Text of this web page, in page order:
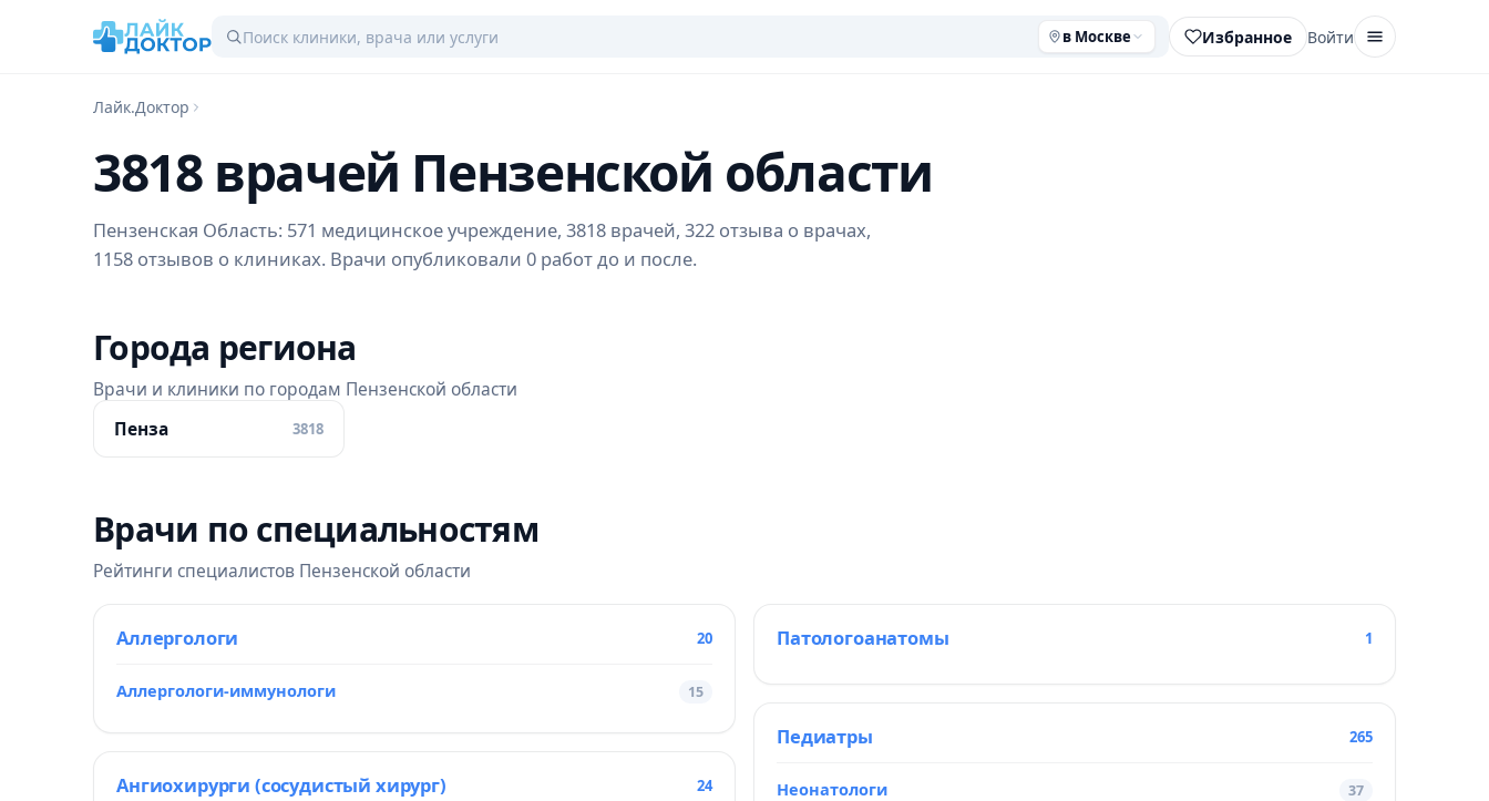
в Москве Избранное Войти
Лайк.Доктор
3818 врачей Пензенской области
Пензенская Область: 571 медицинское учреждение, 3818 врачей, 322 отзыва о врачах,
1158 отзывов о клиниках. Врачи опубликовали 0 работ до и после.
Города региона
Врачи и клиники по городам Пензенской области
Пенза
3818
Врачи по специальностям
Рейтинги специалистов Пензенской области
Аллергологи 20
Аллергологи-иммунологи 15
Ангиохирурги (сосудистый хирург) 24
Патологоанатомы 1
Педиатры 265
Неонатологи 37